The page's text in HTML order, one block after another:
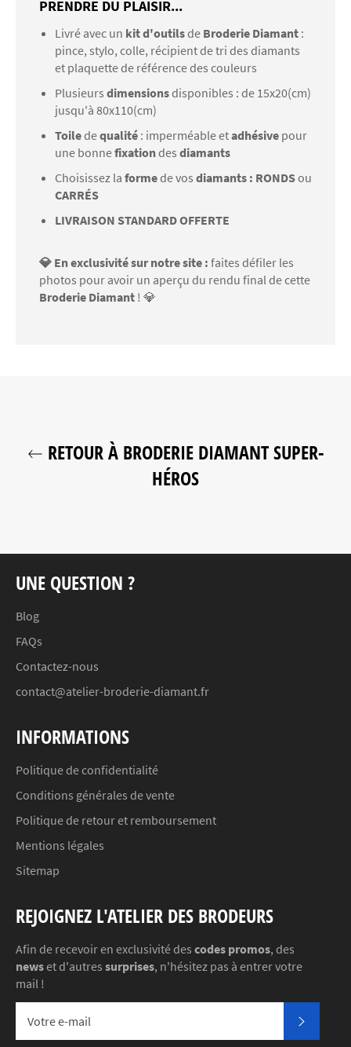
PRENDRE DU PLAISIR...
Livré avec un kit d'outilsde Broderie Diamant :
pince, stylo, colle, récipient de tri des diamants
et plaquette de référence des couleurs
Plusieurs dimensionsdisponibles : de 15x20(cm)
jusqu'à 80x110(cm)
Toiledequalité : imperméable etadhésive pour
une bonnefixationdes diamants
Choisissez la formede vos diamants : RONDSou
CARRÉS
LIVRAISON STANDARD OFFERTE
💎 En exclusivité sur notre site : faites défiler les
photos pour avoir un aperçu du rendu final de cette
Broderie Diamant ! 💎
RETOUR À BRODERIE DIAMANT SUPER-
HÉROS
UNE QUESTION ?
Blog
FAQs
Contactez-nous
contact@atelier-broderie-diamant.fr
INFORMATIONS
Politique de confidentialité
Conditions générales de vente
Politique de retour et remboursement
Mentions légales
Sitemap
REJOIGNEZ L'ATELIER DES BRODEURS
Afin de recevoir en exclusivité des codes promos, des
newset d'autres surprises, n'hésitez pas à entrer votre
mail !